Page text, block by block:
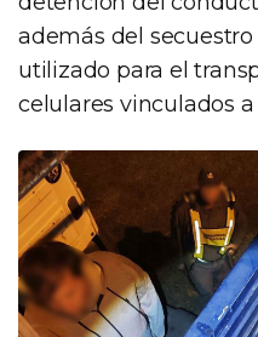
además del
utilizado para el
celulares vinculados a